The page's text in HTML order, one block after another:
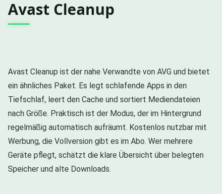
Avast Cleanup
Avast Cleanup ist der nahe Verwandte von AVG und bietet
ein ähnliches Paket. Es legt schlafende Apps in den
Tiefschlaf, leert den Cache und sortiert Mediendateien
nach Größe. Praktisch ist der Modus, der im Hintergrund
regelmäßig automatisch aufräumt. Kostenlos nutzbar mit
Werbung, die Vollversion gibt es im Abo. Wer mehrere
Geräte pflegt, schätzt die klare Übersicht über belegten
Speicher und alte Downloads.